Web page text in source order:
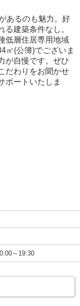
あるのも魅力。好
る建築条件なし。
低層住居専用地域
㎡(公簿)でございま
が自慢です。ぜひ
だわりをお聞かせ
ポートいたしま
～19:30